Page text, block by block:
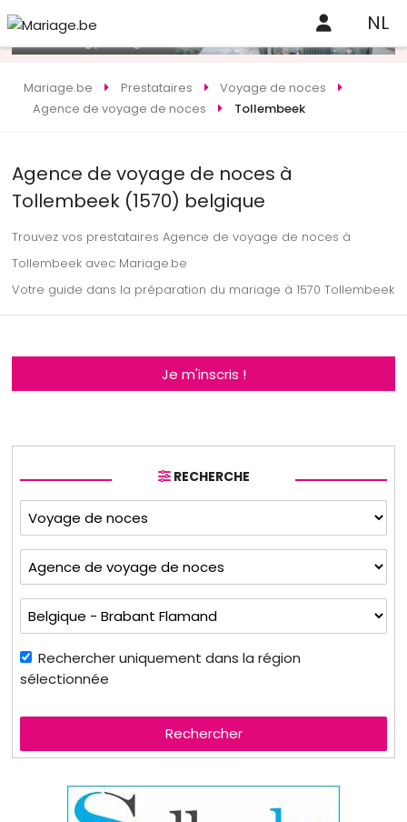
NL
Mariage.be Prestataires
Voyage de noces
Agence de voyage de noces
Tollembeek
Agence de voyage de noces à
Tollembeek (1570) belgique
Trouvez vos prestataires Agence de voyage de noces à
Tollembeek avec Mariage.be
Votre guide dans la préparation du mariage à 1570 Tollembeek
Je m'inscris !
RECHERCHE
Rechercher uniquement dans la région
sélectionnée
Rechercher